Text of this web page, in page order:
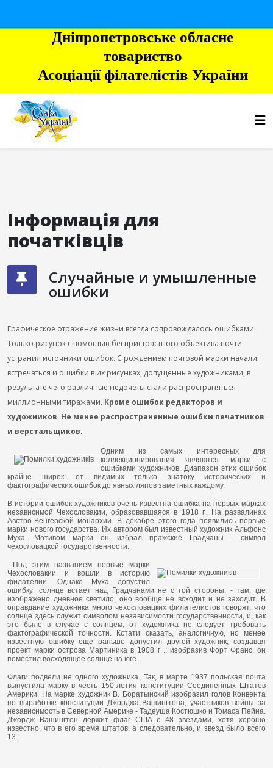
Дніпропетровське обласне
товариство
Асоціації філателістів України
Інформація для
початківців
Случайные и умышленные
ошибки
Графическое отражение жизни всегда сопровождалось ошибками.
Только рисунок с помощью беспристрастного объектива почти
устранил источники ошибок. С рождением почтовой марки начали
встречаться и ошибки в их рисунках, допущенные художниками, в
результате чего различные недочеты стали распространяться
миллионными тиражами. Кроме ошибок редакторов и
художников Не менее распространенные ошибки печатников
и верстальщиков.
Одним из самых интересных для
коллекционирования являются марки с
ошибками художников. Диапазон этих ошибок
крайне широк: от видимых только знатоку исторических и
фактографических ошибок до явных ляпов заметных каждому.
В истории ошибок художников очень известна ошибка на первых марках
независимой Чехословакии, образовавшаяся в 1918 г.. На развалинах
Австро-Венгерской монархии. В декабре этого года появились первые
марки нового государства. Их автором был известный художник Альфонс
Муха. Мотивом марки он избрал пражские Градчаны - символ
чехословацкой государственности.
Под этим названием первые марки
Чехословакии и вошли в историю
филателии. Однако Муха допустил
ошибку: солнце встает над Градчанами не с той стороны, - там, где
изображено дневное светило, оно вообще не всходит и не заходит. В
оправдание художника много чехословацких филателистов говорят, что
солнце здесь служит символом независимости государственности, и, как
это было в случае с солнцем, от художника не следует требовать
фактографической точности. Кстати сказать, аналогичную, но менее
известную ошибку еще раньше допустил другой художник, создавая
проект марки острова Мартиника в 1908 г .: изобразив Форт Франс, он
поместил восходящее солнце на юге.
Флаги подвели не одного художника. Так, в марте 1937 польская почта
выпустила марку в честь 150-летия конституции Соединенных Штатов
Америки. На марке художник В. Боратынский изобразил голов Конвента
по выработке конституции Джорджа Вашингтона, участников войны за
независимость в Северной Америке - Тадеуша Костюшко и Томаса Пейна.
Джордж Вашингтон держит флаг США с 48 звездами, хотя хорошо
известно, что в его время штатов, а следовательно, и звезд было всего
13.